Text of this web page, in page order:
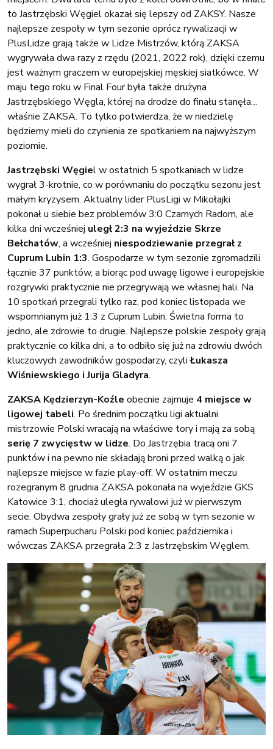
to Jastrzębski Węgiel okazał się lepszy od ZAKSY. Nasze
najlepsze zespoły w tym sezonie oprócz rywalizacji w
PlusLidze grają także w Lidze Mistrzów, którą ZAKSA
wygrywała dwa razy z rzędu (2021, 2022 rok), dzięki czemu
jest ważnym graczem w europejskiej męskiej siatkówce. W
maju tego roku w Final Four była także drużyna
Jastrzębskiego Węgla, której na drodze do finału stanęła…
właśnie ZAKSA. To tylko potwierdza, że w niedzielę
będziemy mieli do czynienia ze spotkaniem na najwyższym
poziomie.
Jastrzębski Węgiel w ostatnich 5 spotkaniach w lidze
wygrał 3-krotnie, co w porównaniu do początku sezonu jest
małym kryzysem. Aktualny lider PlusLigi w Mikołajki
pokonał u siebie bez problemów 3:0 Czarnych Radom, ale
kilka dni wcześniej uległ 2:3 na wyjeździe Skrze
Bełchatów, a wcześniej niespodziewanie przegrał z
Cuprum Lubin 1:3. Gospodarze w tym sezonie zgromadzili
łącznie 37 punktów, a biorąc pod uwagę ligowe i europejskie
rozgrywki praktycznie nie przegrywają we własnej hali. Na
10 spotkań przegrali tylko raz, pod koniec listopada we
wspomnianym już 1:3 z Cuprum Lubin. Świetna forma to
jedno, ale zdrowie to drugie. Najlepsze polskie zespoły grają
praktycznie co kilka dni, a to odbiło się już na zdrowiu dwóch
kluczowych zawodników gospodarzy, czyliŁukasza
Wiśniewskiego i Jurija Gladyra.
ZAKSA Kędzierzyn-Koźle obecnie zajmuje 4 miejsce w
ligowej tabeli. Po średnim początku ligi aktualni
mistrzowie Polski wracają na właściwe tory i mają za sobą
serię 7 zwycięstw w lidze. Do Jastrzębia tracą oni 7
punktów i na pewno nie składają broni przed walką o jak
najlepsze miejsce w fazie play-off. W ostatnim meczu
rozegranym 8 grudnia ZAKSA pokonała na wyjeździe GKS
Katowice 3:1, chociaż uległa rywalowi już w pierwszym
secie. Obydwa zespoły grały już ze sobą w tym sezonie w
ramach Superpucharu Polski pod koniec października i
wówczas ZAKSA przegrała 2:3 z Jastrzębskim Węglem.